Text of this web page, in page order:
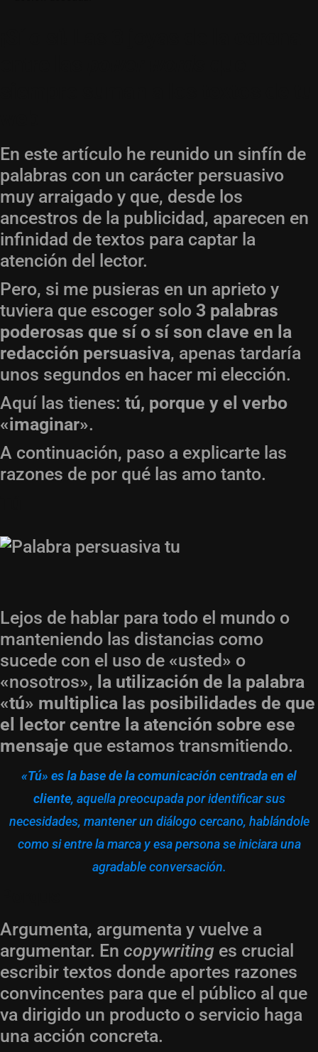
En este artículo he reunido un sinfín de
palabras con un carácter persuasivo
muy arraigado y que, desde los
ancestros de la publicidad, aparecen en
infinidad de textos para captar la
atención del lector.
Pero, si me pusieras en un aprieto y
tuviera que escoger solo 3 palabras
poderosas que sí o sí son clave en la
redacción persuasiva, apenas tardaría
unos segundos en hacer mi elección.
Aquí las tienes: tú, porque y el verbo
«imaginar».
A continuación, paso a explicarte las
razones de por qué las amo tanto.
Lejos de hablar para todo el mundo o
manteniendo las distancias como
sucede con el uso de «usted» o
«nosotros», la utilización de la palabra
«tú» multiplica las posibilidades de que
el lector centre la atención sobre ese
mensaje que estamos transmitiendo.
«Tú» es la base de la comunicación centrada en el
cliente, aquella preocupada por identificar sus
necesidades, mantener un diálogo cercano, hablándole
como si entre la marca y esa persona se iniciara una
agradable conversación.
Argumenta, argumenta y vuelve a
argumentar. En copywriting es crucial
escribir textos donde aportes razones
convincentes para que el público al que
va dirigido un producto o servicio haga
una acción concreta.